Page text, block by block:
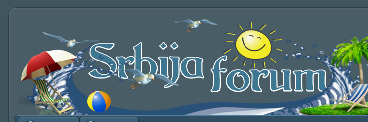
Registruj se Prijavite se